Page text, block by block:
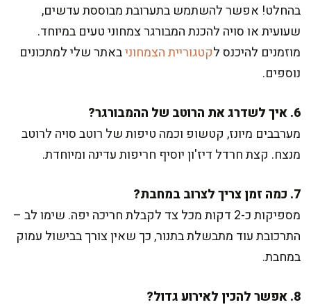
בהחלט! אפשר להשתמש בתערובת מבוססת עדשים,
שעועית או סויה להכנת המבורגר צמחוני טעים במיוחד.
מוזמנים להיכנס לקטגוריית הצמחוניבאתר שלי למתכונים
נוספים.
6. איך לשדרג את הרוטב של ההמבורגר?
מערבבים מיונז, קטשופ וכמה טיפות של רוטב סויה לרוטב
מנצח. קצת חרדל דיז'ון יוסיף חריפות עדינה ומיוחדת.
7. כמה זמן צריך לצרוב במחבת?
מספיקות כ-2 דקות מכל צד לקבלת חריכה יפה. שימו לב –
התרכובת עוד מתבשלת בתנור, כך שאין צורך בבישול עמוק
במחבת.
8. אפשר להכין לאירוע גדול?